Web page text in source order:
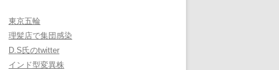
東京五輪
理髪店で集団感染
D.S氏のtwitter
インド型変異株